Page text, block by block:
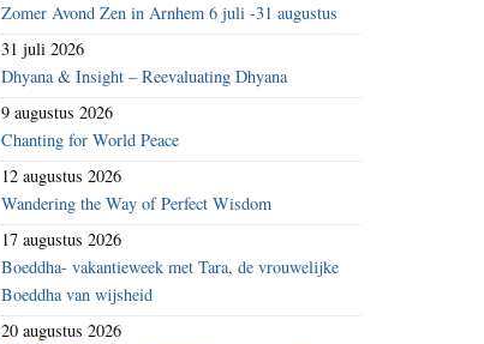
Zomer Avond Zen in Arnhem 6 juli -31 augustus
31 juli 2026
Dhyana & Insight – Reevaluating Dhyana
9 augustus 2026
Chanting for World Peace
12 augustus 2026
Wandering the Way of Perfect Wisdom
17 augustus 2026
Boeddha- vakantieweek met Tara, de vrouwelijke
Boeddha van wijsheid
20 augustus 2026